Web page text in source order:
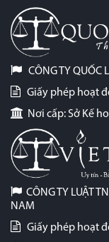
CÔNG TY QUỐC
Giấy phép hoạt
Nơi cấp: Sở Kế
CÔNG TY LUẬT
NAM
Giấy phép hoạt